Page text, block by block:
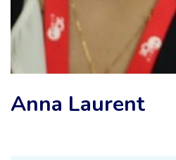
Anna Laurent